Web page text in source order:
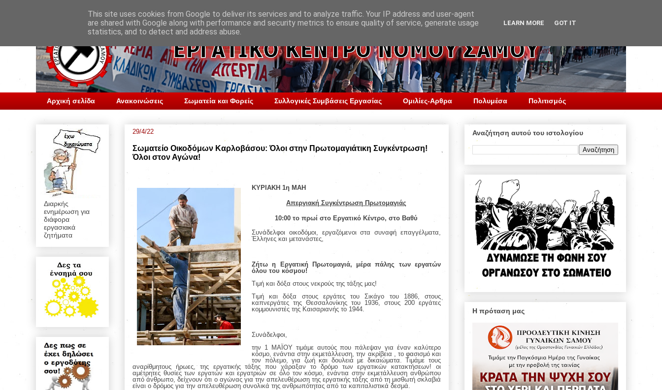
Αρχική σελίδα Ανακοινώσεις Σωματεία και Φορείς Συλλογικές Συμβάσεις Εργασίας Ομιλίες-Αρθρα Πολυμέσα Πολιτισμός
29/4/22
Σωματείο Οικοδόμων Καρλοβάσου: Όλοι στην Πρωτομαγιάτικη Συγκέντρωση!
Όλοι στον Αγώνα!
ΚΥΡΙΑΚΗ 1η ΜΑΗ
Απεργιακή Συγκέντρωση Πρωτομαγιάς
10:00 το πρωί στο Εργατικό Κέντρο, στο Βαθύ
Συνάδελφοι οικοδόμοι, εργαζόμενοι στα συναφή επαγγέλματα,
Έλληνες και μετανάστες,
Ζήτω η Εργατική Πρωτομαγιά, μέρα πάλης των εργατών
όλου του κόσμου!
Τιμή και δόξα στους νεκρούς της τάξης μας!
Τιμή και δόξα στους εργάτες του Σικάγο του 1886, στους
καπνεργάτες της Θεσσαλονίκης του 1936, στους 200 εργάτες
κομμουνιστές της Καισαριανής το 1944.
Συνάδελφοι,
την 1 ΜΑÏΟΥ τιμάμε αυτούς που πάλεψαν για έναν καλύτερο
κόσμο, ενάντια στην εκμετάλλευση, την ακρίβεια , το φασισμό και
τον πόλεμο, για ζωή και δουλειά με δικαιώματα. Τιμάμε τους
αναρίθμητους ήρωες, της εργατικής τάξης που χάραξαν το δρόμο των εργατικών κατακτήσεων! οι
αμέτρητες θυσίες των εργατών και εργατριών σε όλο τον κόσμο, ενάντια στην εκμετάλλευση ανθρώπου
από άνθρωπο, δείχνουν ότι ο αγώνας για την απελευθέρωση της εργατικής τάξης από τη μισθωτή σκλαβιά
είναι ο δρόμος για την απελευθέρωση συνολικά της ανθρωπότητας από τα καπιταλιστικά δεσμά.
Διαρκής
ενημέρωση για
διάφορα
εργασιακά
ζητήματα
Αναζήτηση αυτού του ιστολογίου
Η πρόταση μας
This site uses cookies from Google to deliver its services and to analyze traffic. Your IP address and user-agent
are shared with Google along with performance and security metrics to ensure quality of service, generate usage
statistics, and to detect and address abuse.
LEARN MORE GOT IT